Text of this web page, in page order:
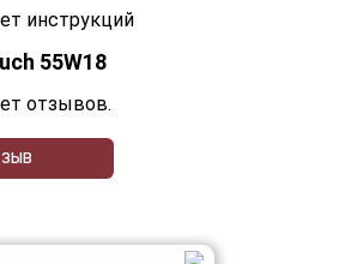
инструкций
55W18
отзывов.